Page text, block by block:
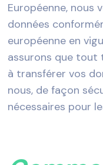
Européenne, nous
données
européenne en
assurons que tout
à transférer vos
nous, de façon
nécessaires pour